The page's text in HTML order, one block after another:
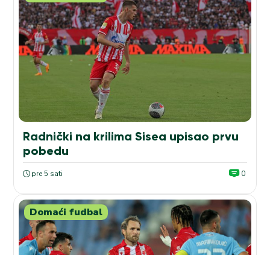
Radnički na krilima Sisea upisao prvu
pobedu
pre 5 sati 0
Domaći fudbal